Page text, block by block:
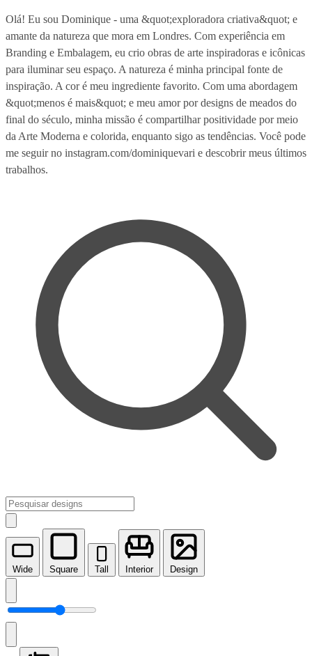
Olá! Eu sou Dominique - uma &quot;exploradora criativa&quot; e
amante da natureza que mora em Londres. Com experiência em
Branding e Embalagem, eu crio obras de arte inspiradoras e icônicas
para iluminar seu espaço. A natureza é minha principal fonte de
inspiração. A cor é meu ingrediente favorito. Com uma abordagem
&quot;menos é mais&quot; e meu amor por designs de meados do
final do século, minha missão é compartilhar positividade por meio
da Arte Moderna e colorida, enquanto sigo as tendências. Você pode
me seguir no instagram.com/dominiquevari e descobrir meus últimos
trabalhos.
Wide Square Tall Interior Design